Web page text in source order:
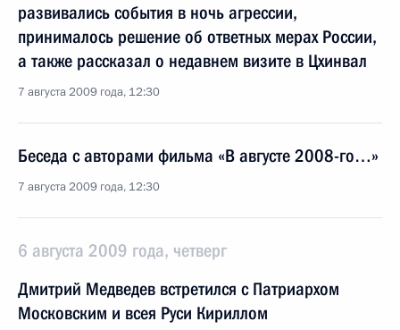
развивались события в ночь агрессии,
принималось решение об ответных мерах России,
а также рассказал о недавнем визите в Цхинвал
7 августа 2009 года, 12:30
Беседа с авторами фильма «В августе 2008-го…»
7 августа 2009 года, 12:30
6 августа 2009 года, четверг
Дмитрий Медведев встретился с Патриархом
Московским и всея Руси Кириллом